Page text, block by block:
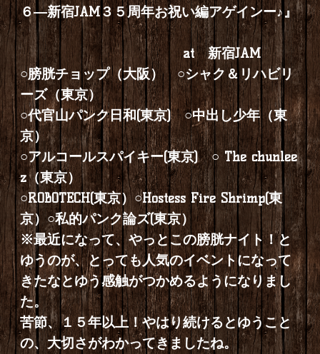
６―新宿JAM３５周年お祝い編アゲインー♪』
at 新宿JAM
○膀胱チョップ（大阪） ○シャク＆リハビリ
ーズ（東京）
○代官山パンク日和(東京) ○中出し少年（東
京）
○アルコールスパイキー(東京) ○ The chunlee
z（東京）
○ROBOTECH(東京）○Hostess Fire Shrimp(東
京）○私的パンク論ズ(東京）
※最近になって、やっとこの膀胱ナイト！と
ゆうのが、とっても人気のイベントになって
きたなとゆう感触がつかめるようになりまし
た。
苦節、１５年以上！やはり続けるとゆうこと
の、大切さがわかってきましたね。